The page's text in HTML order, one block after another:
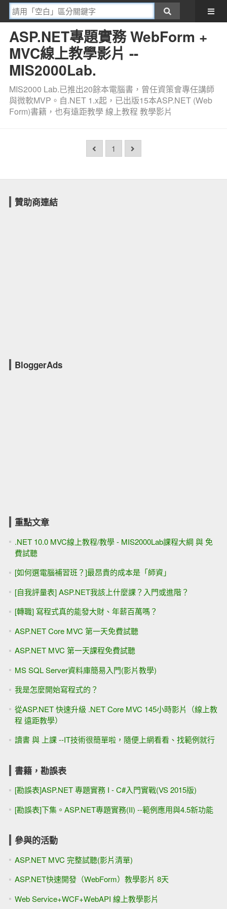
ASP.NET專題實務 WebForm +
MVC線上教學影片 --
MIS2000Lab.
MIS2000 Lab.已推出20餘本電腦書，曾任資策會專任講師
與微軟MVP。自.NET 1.x起，已出版15本ASP.NET (Web
Form)書籍，也有遠距教學 線上教程 教學影片
1
贊助商連結
BloggerAds
重點文章
.NET 10.0 MVC線上教程/教學 - MIS2000Lab課程大綱 與 免
費試聽
[如何選電腦補習班？]最昂貴的成本是「師資」
[自我評量表] ASP.NET我該上什麼課？入門或進階？
[轉職] 寫程式真的能發大財、年薪百萬嗎？
ASP.NET Core MVC 第一天免費試聽
ASP.NET MVC 第一天課程免費試聽
MS SQL Server資料庫簡易入門(影片教學)
我是怎麼開始寫程式的？
從ASP.NET 快速升級 .NET Core MVC 145小時影片（線上教
程 遠距教學）
讀書 與 上課 --IT技術很簡單啦，隨便上網看看、找範例就行
書籍，勘誤表
[勘誤表]ASP.NET 專題實務 I - C#入門實戰(VS 2015版)
[勘誤表]下集。ASP.NET專題實務(II) --範例應用與4.5新功能
參與的活動
ASP.NET MVC 完整試聽(影片清單)
ASP.NET快速開發（WebForm）教學影片 8天
Web Service+WCF+WebAPI 線上教學影片